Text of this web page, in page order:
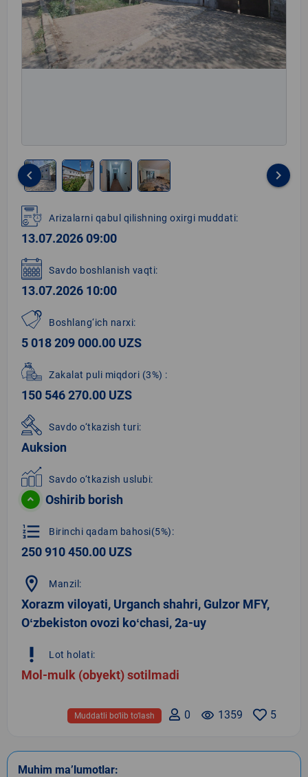
1
of
4
keyboard_arrow_left keyboard_arrow_right
Arizalarni qabul qilishning oxirgi muddati:
13.07.2026 09:00
Savdo boshlanish vaqti:
13.07.2026 10:00
Boshlang‘ich narxi:
5 018 209 000.00 UZS
Zakalat puli miqdori (3%) :
150 546 270.00 UZS
Savdo o‘tkazish turi:
Auksion
Savdo o‘tkazish uslubi:
Oshirib borish
format_list_numbered Birinchi qadam bahosi(5%):
250 910 450.00 UZS
location_on Manzil:
Xorazm viloyati, Urganch shahri, Gulzor MFY,
Oʻzbekiston ovozi koʻchasi, 2a-uy
priority_high Lot holati:
Mol-mulk (obyekt) sotilmadi
5
remove_red_eye 1359
0
Muddatli bo‘lib to‘lash
Muhim ma’lumotlar: